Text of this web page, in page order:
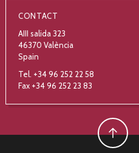
CONTACT
AIII salida 323
46370 València
Spain
Tel. +34 96 252 22 58
Fax +34 96 252 23 83